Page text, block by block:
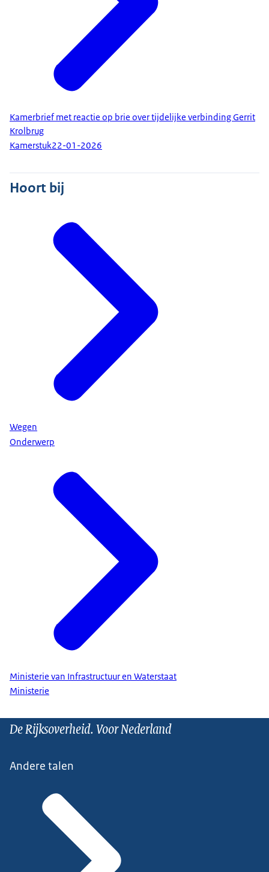
Kamerbrief met reactie op brie over tijdelijke verbinding Gerrit
Krolbrug
Kamerstuk22-01-2026
Hoort bij
Wegen
Onderwerp
Ministerie van Infrastructuur en Waterstaat
Ministerie
De Rijksoverheid. Voor Nederland
Andere talen